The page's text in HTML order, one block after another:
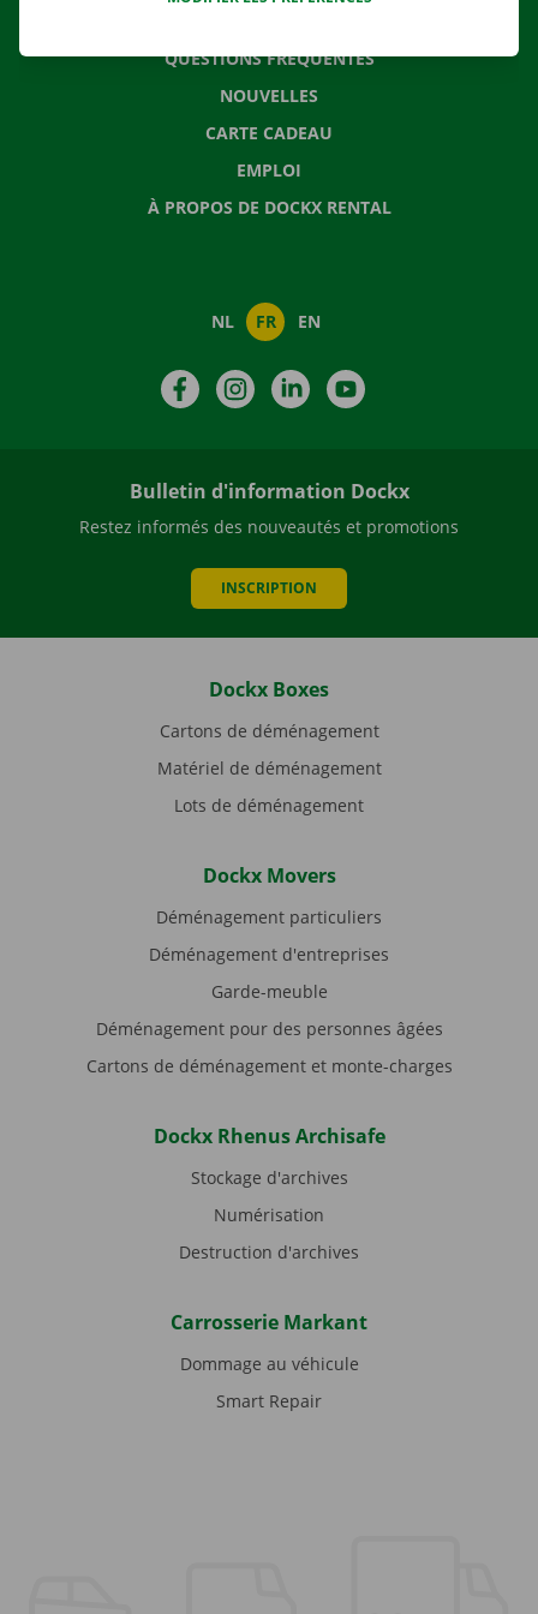
QUESTIONS FRÉQUENTES
NOUVELLES
CARTE CADEAU
EMPLOI
À PROPOS DE DOCKX RENTAL
NL FR EN
FacebookInstagramLinkedIn
Bulletin d'information Dockx
Restez informés des nouveautés et promotions
INSCRIPTION
Dockx Boxes
Cartons de déménagement
Matériel de déménagement
Lots de déménagement
Dockx Movers
Déménagement particuliers
Déménagement d'entreprises
Garde-meuble
Déménagement pour des personnes âgées
Cartons de déménagement et monte-charges
Dockx Rhenus Archisafe
Stockage d'archives
Numérisation
Destruction d'archives
Carrosserie Markant
Dommage au véhicule
Smart Repair